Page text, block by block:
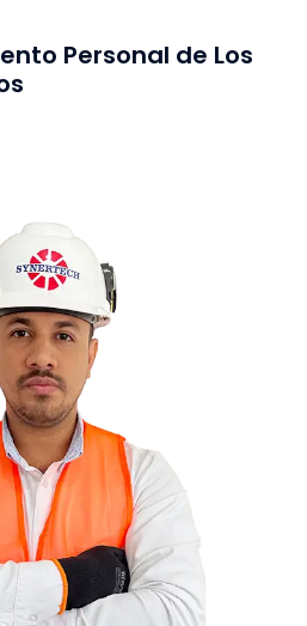
Personal de Los